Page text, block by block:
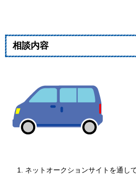
相談内容
ネットオークションサイトを通し